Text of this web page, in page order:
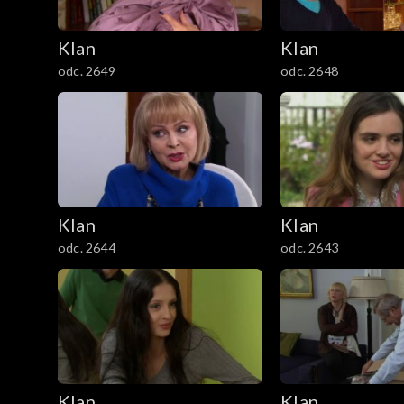
501–600
401–500
301–400
201–300
101–200
1–100
Klan
odc. 2649
Klan
odc. 2648
Klan
odc. 2644
Klan
odc. 2643